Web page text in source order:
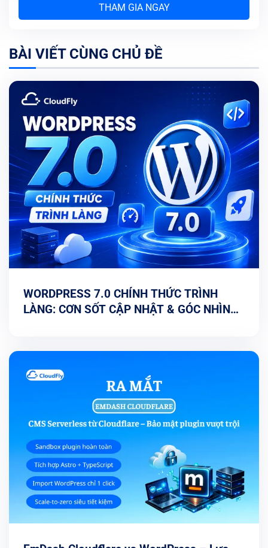
THAM GIA NGAY
BÀI VIẾT CÙNG CHỦ ĐỀ
WORDPRESS 7.0 CHÍNH THỨC TRÌNH
LÀNG: CƠN SỐT CẬP NHẬT & GÓC NHÌN